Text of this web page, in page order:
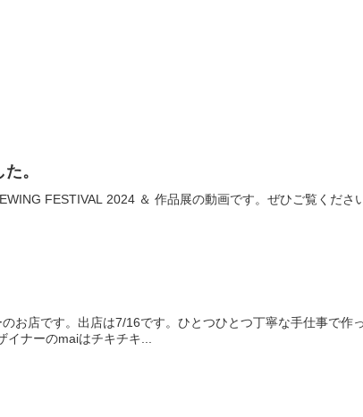
。
FESTIVAL 2024 ＆ 作品展の動画です。ぜひご覧くださ
お店です。出店は7/16です。ひとつひとつ丁寧な手仕事で作
ナーのmaiはチキチキ...